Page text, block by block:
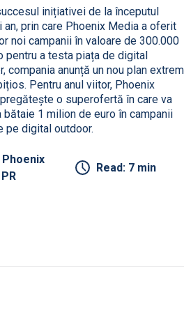
inițiativei de la începutul
an, prin care Phoenix Media a oferit
noi campanii în valoare de 300.000
pentru a testa piața de digital
compania anunță un nou plan extrem
Pentru anul viitor, Phoenix
o superofertă în care va
bătaie 1 milion de euro în campanii
pe digital outdoor.
Read: 7 min